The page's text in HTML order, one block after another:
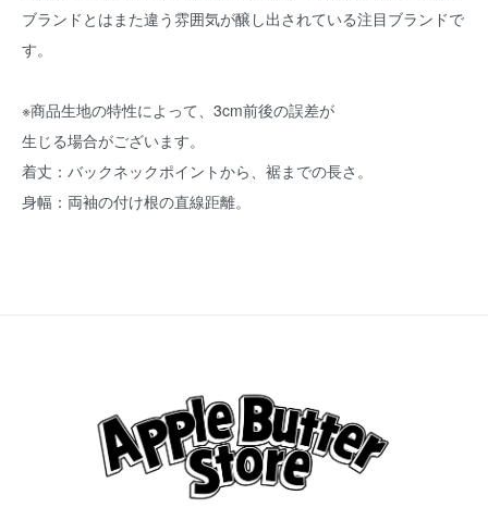
ブランドとはまた違う雰囲気が醸し出されている注目ブランドで
す。
※商品生地の特性によって、3cm前後の誤差が
生じる場合がございます。
着丈：バックネックポイントから、裾までの長さ。
身幅：両袖の付け根の直線距離。